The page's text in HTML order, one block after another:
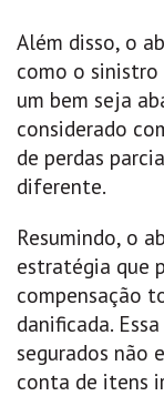
Além disso, o
como o sinistro
um bem seja
considerado
de perdas
diferente.
Resumindo, o
estratégia que
compensação
danificada.
segurados não
conta de itens